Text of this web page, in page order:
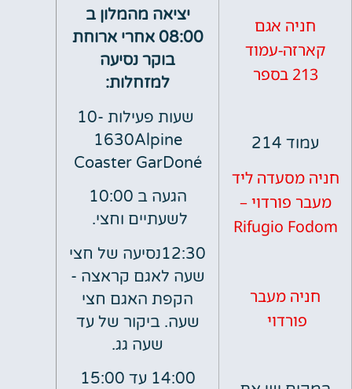
אגם
עמוד
ליד
–
Rifugio
מעבר
יציאה מהמלון ב
08:00 אחרי ארוחת
בוקר נסיעה
למזחלות:
שעות פעילות10-
1630Alpine
Coaster GarDoné
הגעה ב 10:00
לשעתיים וחצי.
12:30נסיעה של חצי
שעה לאגם קראצה -
הקפת האגם חצי
שעה. ביקור של עד
14:00 עד 15:00